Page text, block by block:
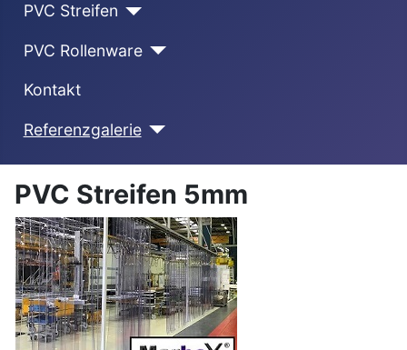
PVC Streifen
PVC Rollenware
Kontakt
Referenzgalerie
PVC Streifen 5mm